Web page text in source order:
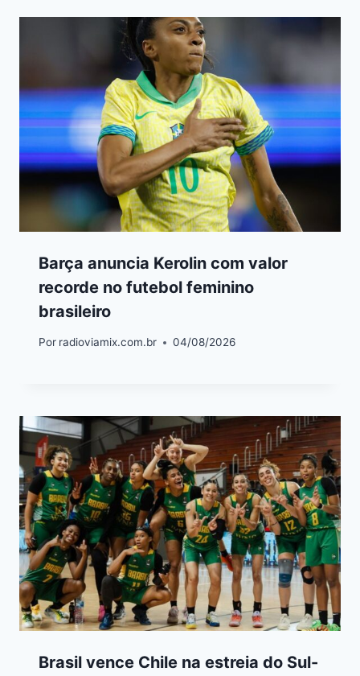
Barça anuncia Kerolin com valor
recorde no futebol feminino
brasileiro
Por radioviamix.com.br 04/08/2026
Brasil vence Chile na estreia do Sul-